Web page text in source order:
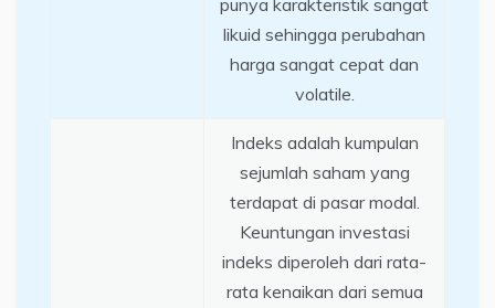
likuid sehingga perubahan
harga sangat cepat dan
volatile.
Indeks adalah kumpulan
sejumlah saham yang
terdapat di pasar modal.
Keuntungan investasi
indeks diperoleh dari rata-
rata kenaikan dari semua